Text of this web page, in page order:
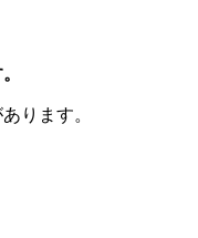
ります。